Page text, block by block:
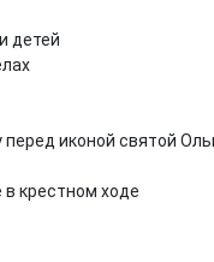
детей
перед иконой святой
в крестном ходе